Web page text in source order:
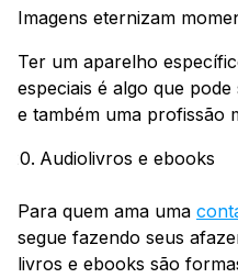
Imagens eternizam
Ter um aparelho
especiais é algo que
e também uma profissão
Audiolivros e ebooks
Para quem ama uma
segue fazendo seus
livros e ebooks são